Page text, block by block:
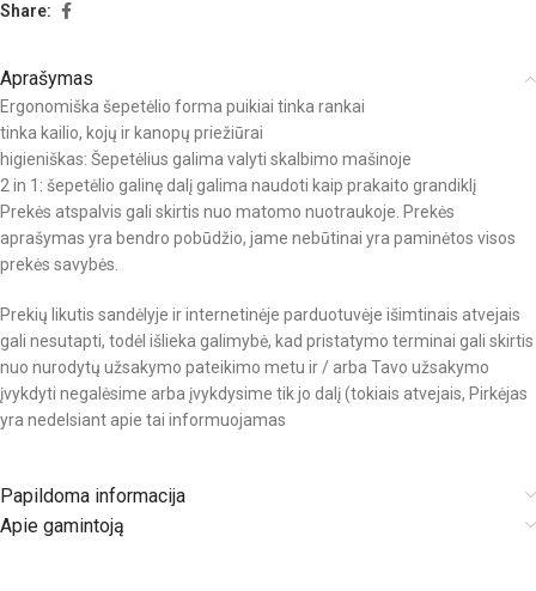
Share:
Aprašymas
Ergonomiška šepetėlio forma puikiai tinka rankai
tinka kailio, kojų ir kanopų priežiūrai
higieniškas: Šepetėlius galima valyti skalbimo mašinoje
2 in 1: šepetėlio galinę dalį galima naudoti kaip prakaito grandiklį
Prekės atspalvis gali skirtis nuo matomo nuotraukoje. Prekės
aprašymas yra bendro pobūdžio, jame nebūtinai yra paminėtos visos
prekės savybės.
Prekių likutis sandėlyje ir internetinėje parduotuvėje išimtinais atvejais
gali nesutapti, todėl išlieka galimybė, kad pristatymo terminai gali skirtis
nuo nurodytų užsakymo pateikimo metu ir / arba Tavo užsakymo
įvykdyti negalėsime arba įvykdysime tik jo dalį (tokiais atvejais, Pirkėjas
yra nedelsiant apie tai informuojamas
Papildoma informacija
Apie gamintoją